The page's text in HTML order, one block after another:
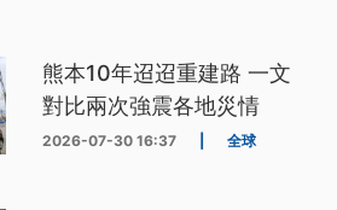
熊本10年迢迢重建路 一文
對比兩次強震各地災情
2026-07-30 16:37 全球